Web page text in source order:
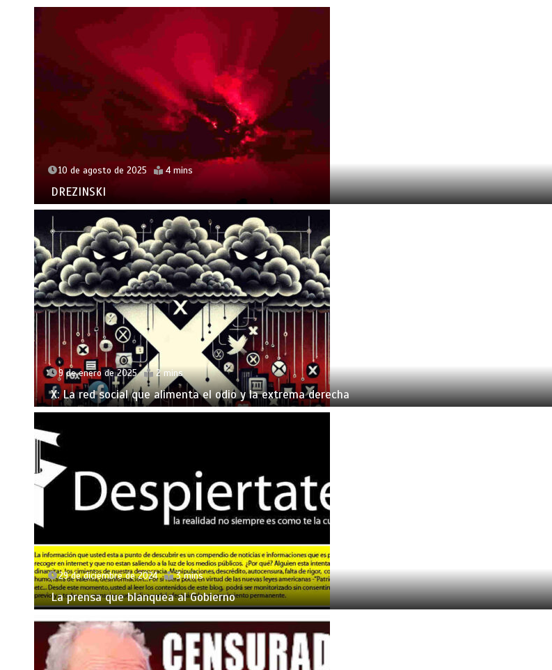
10 de agosto de 2025 4 mins
DREZINSKI
9 de enero de 2025 2 mins
X: La red social que alimenta el odio y la extrema derecha
29 de diciembre de 2024 3 mins
La prensa que blanquea al Gobierno